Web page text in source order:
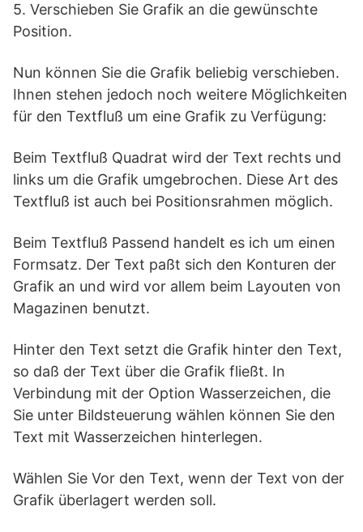
5. Verschieben Sie Grafik an die gewünschte
Position.
Nun können Sie die Grafik beliebig verschieben.
Ihnen stehen jedoch noch weitere Möglichkeiten
für den Textfluß um eine Grafik zu Verfügung:
Beim Textfluß Quadrat wird der Text rechts und
links um die Grafik umgebrochen. Diese Art des
Textfluß ist auch bei Positionsrahmen möglich.
Beim Textfluß Passend handelt es ich um einen
Formsatz. Der Text paßt sich den Konturen der
Grafik an und wird vor allem beim Layouten von
Magazinen benutzt.
Hinter den Text setzt die Grafik hinter den Text,
so daß der Text über die Grafik fließt. In
Verbindung mit der Option Wasserzeichen, die
Sie unter Bildsteuerung wählen können Sie den
Text mit Wasserzeichen hinterlegen.
Wählen Sie Vor den Text, wenn der Text von der
Grafik überlagert werden soll.